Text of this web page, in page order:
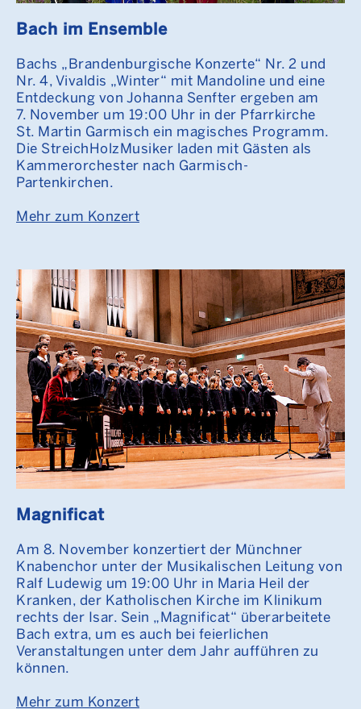
Bach im Ensemble
Bachs „Brandenburgische Konzerte“ Nr. 2 und
Nr. 4, Vivaldis „Winter“ mit Mandoline und eine
Entdeckung von Johanna Senfter ergeben am
7. November um 19:00 Uhr in der Pfarrkirche
St. Martin Garmisch ein magisches Programm.
Die StreichHolzMusiker laden mit Gästen als
Kammerorchester nach Garmisch-
Partenkirchen.
Mehr zum Konzert
Magnificat
Am 8. November konzertiert der Münchner
Knabenchor unter der Musikalischen Leitung von
Ralf Ludewig um 19:00 Uhr in Maria Heil der
Kranken, der Katholischen Kirche im Klinikum
rechts der Isar. Sein „Magnificat“ überarbeitete
Bach extra, um es auch bei feierlichen
Veranstaltungen unter dem Jahr aufführen zu
können.
Mehr zum Konzert